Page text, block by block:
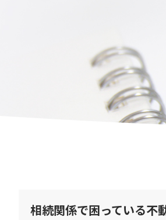
相続関係で困っている不